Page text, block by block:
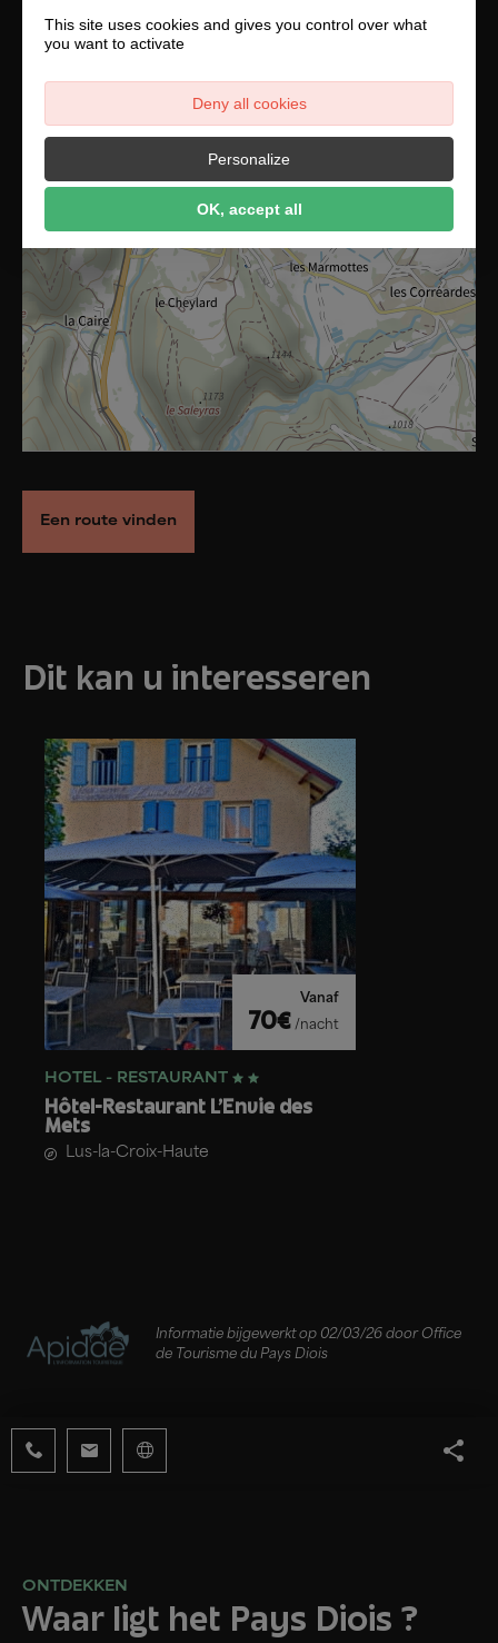
−
Een route vinden
Dit kan u interesseren
Vanaf
70€ /nacht
HOTEL - RESTAURANT
Hôtel-Restaurant L’Envie des
Mets
Lus-la-Croix-Haute
Informatie bijgewerkt op 02/03/26 door Office
de Tourisme du Pays Diois
ONTDEKKEN
Waar ligt het Pays Diois ?
This site uses cookies and gives you control over what
you want to activate
OK, accept all
Deny all cookies
Personalize